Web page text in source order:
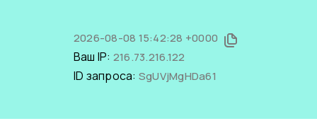
2026-08-08 15:42:28 +0000
Ваш IP: 216.73.216.122
ID запроса: SgUVjMgHDa61